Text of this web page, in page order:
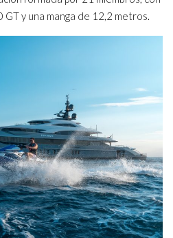
y una manga de 12,2 metros.